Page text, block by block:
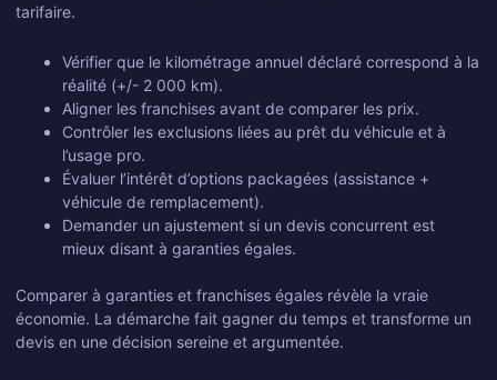
tarifaire.
Vérifier que le kilométrage annuel déclaré correspond à la
réalité (+/- 2 000 km).
Aligner les franchises avant de comparer les prix.
Contrôler les exclusions liées au prêt du véhicule et à
l’usage pro.
Évaluer l’intérêt d’options packagées (assistance +
véhicule de remplacement).
Demander un ajustement si un devis concurrent est
mieux disant à garanties égales.
Comparer à garanties et franchises égales révèle la vraie
économie. La démarche fait gagner du temps et transforme un
devis en une décision sereine et argumentée.